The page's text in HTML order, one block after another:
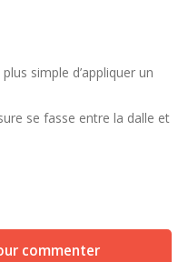
simple d’appliquer un
se fasse entre la dalle et
commenter